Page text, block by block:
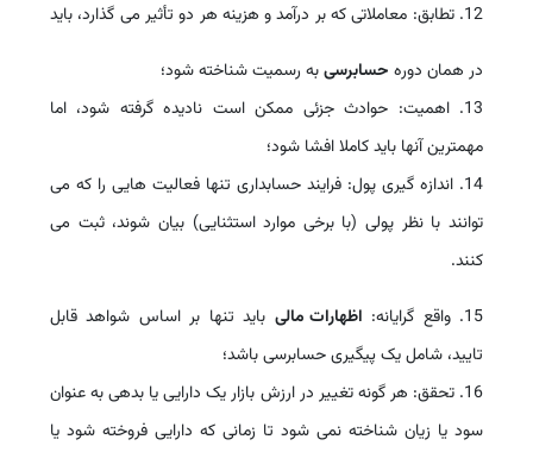
12. تطابق: معاملاتی که بر درآمد و هزینه هر دو تأثیر می گذارد، باید
در همان دوره حسابرسیبه رسمیت شناخته شود؛
13. اهمیت: حوادث جزئی ممکن است نادیده گرفته شود، اما
مهمترین آنها باید کاملا افشا شود؛
14. اندازه گیری پول: فرایند حسابداری تنها فعالیت هایی را که می
توانند با نظر پولی (با برخی موارد استثنایی) بیان شوند، ثبت می
کنند.
15. واقع گرایانه: اظهارات مالی باید تنها بر اساس شواهد قابل
تایید، شامل یک پیگیری حسابرسی باشد؛
16. تحقق: هر گونه تغییر در ارزش بازار یک دارایی یا بدهی به عنوان
سود یا زیان شناخته نمی شود تا زمانی که دارایی فروخته شود یا